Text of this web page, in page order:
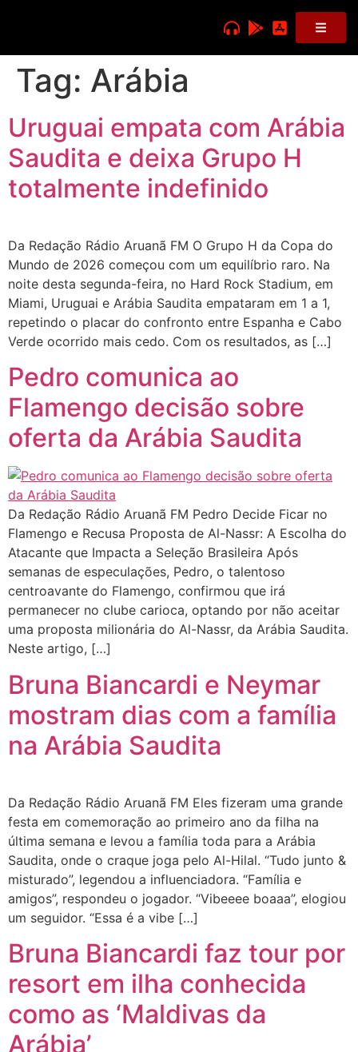
Tag: Arábia
Uruguai empata com Arábia
Saudita e deixa Grupo H
totalmente indefinido
Da Redação Rádio Aruanã FM O Grupo H da Copa do
Mundo de 2026 começou com um equilíbrio raro. Na
noite desta segunda-feira, no Hard Rock Stadium, em
Miami, Uruguai e Arábia Saudita empataram em 1 a 1,
repetindo o placar do confronto entre Espanha e Cabo
Verde ocorrido mais cedo. Com os resultados, as […]
Pedro comunica ao
Flamengo decisão sobre
oferta da Arábia Saudita
Da Redação Rádio Aruanã FM Pedro Decide Ficar no
Flamengo e Recusa Proposta de Al-Nassr: A Escolha do
Atacante que Impacta a Seleção Brasileira Após
semanas de especulações, Pedro, o talentoso
centroavante do Flamengo, confirmou que irá
permanecer no clube carioca, optando por não aceitar
uma proposta milionária do Al-Nassr, da Arábia Saudita.
Neste artigo, […]
Bruna Biancardi e Neymar
mostram dias com a família
na Arábia Saudita
Da Redação Rádio Aruanã FM Eles fizeram uma grande
festa em comemoração ao primeiro ano da filha na
última semana e levou a família toda para a Arábia
Saudita, onde o craque joga pelo Al-Hilal. “Tudo junto &
misturado”, legendou a influenciadora. “Família e
amigos”, respondeu o jogador. “Vibeeee boaaa”, elogiou
um seguidor. “Essa é a vibe […]
Bruna Biancardi faz tour por
resort em ilha conhecida
como as ‘Maldivas da
Arábia’